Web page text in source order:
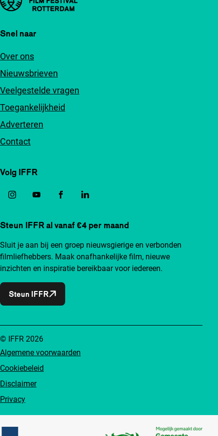
Snel naar
Over ons
Nieuwsbrieven
Veelgestelde vragen
Toegankelijkheid
Adverteren
Contact
Volg IFFR
Steun IFFR al vanaf €4 per maand
Sluit je aan bij een groep nieuwsgierige en verbonden
filmliefhebbers. Maak onafhankelijke film, nieuwe
inzichten en inspiratie bereikbaar voor iedereen.
Steun IFFR
Algemene voorwaarden
Cookiebeleid
Disclaimer
Privacy
© IFFR 2026